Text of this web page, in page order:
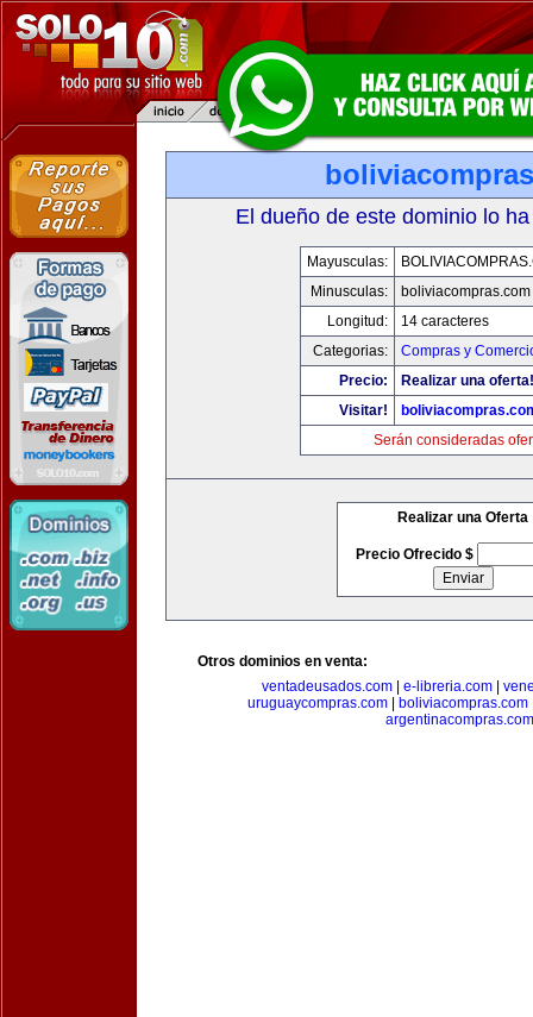
El dueño de este dominio lo
Mayusculas:
Minusculas:
boliviacompras.com
Longitud:
14 caracteres
Categorias:
Compras y
Precio:
Realizar una oferta!
Visitar!
Serán consideradas
Realizar una Oferta
Precio Ofrecido $
Otros dominios en venta:
ventadeusados.com| e-libreria.com|
uruguaycompras.com| boliviacompras.com
argentinacompras.com